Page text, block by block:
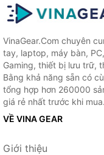
VinaGear.Com chuyên
tay, laptop, máy bàn,
Gaming, thiết bị lưu trữ,
Bằng khả năng sẵn có
tổng hợp hơn 260000
giá rẻ nhất trước khi mua.
VỀ VINA GEAR
Giới thiệu